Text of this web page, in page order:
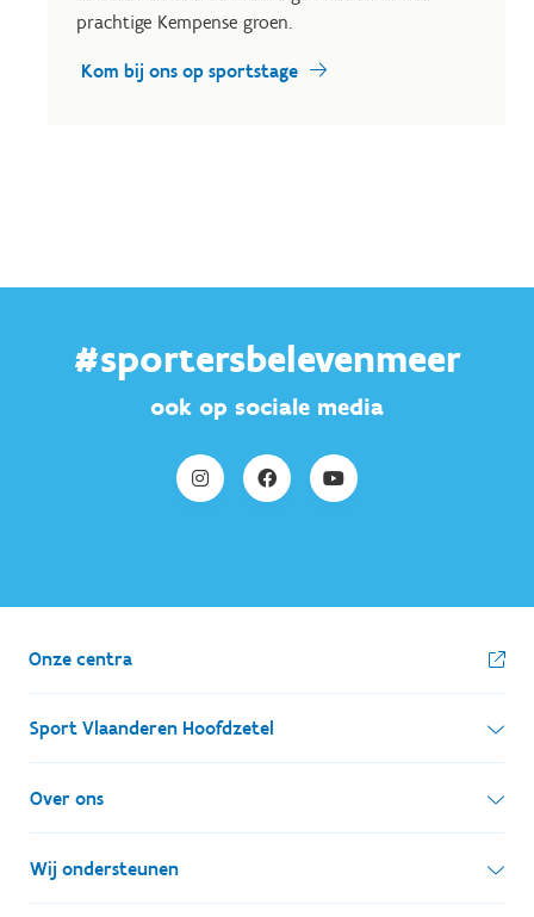
prachtige Kempense groen.
Kom bij ons op sportstage
#sportersbelevenmeer
ook op sociale media
Onze centra
Sport Vlaanderen Hoofdzetel
Simon Bolivarlaan 17
1000 Brussel
Ondernemingsnummer: BE 0248.142.826
Over ons
Wie zijn we, wat doen we
Onze centra
Wij ondersteunen